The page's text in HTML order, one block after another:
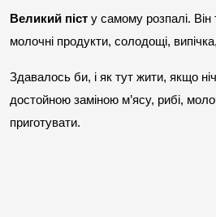
Великий піст у самому розпалі. Він
молочні продукти, солодощі,
Здавалось би, і як тут жити, якщо
достойною заміною м’ясу, рибі,
приготувати.